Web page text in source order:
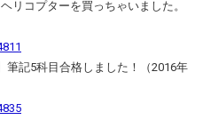
リコプターを買っちゃいました。
筆記5科目合格しました！（2016年